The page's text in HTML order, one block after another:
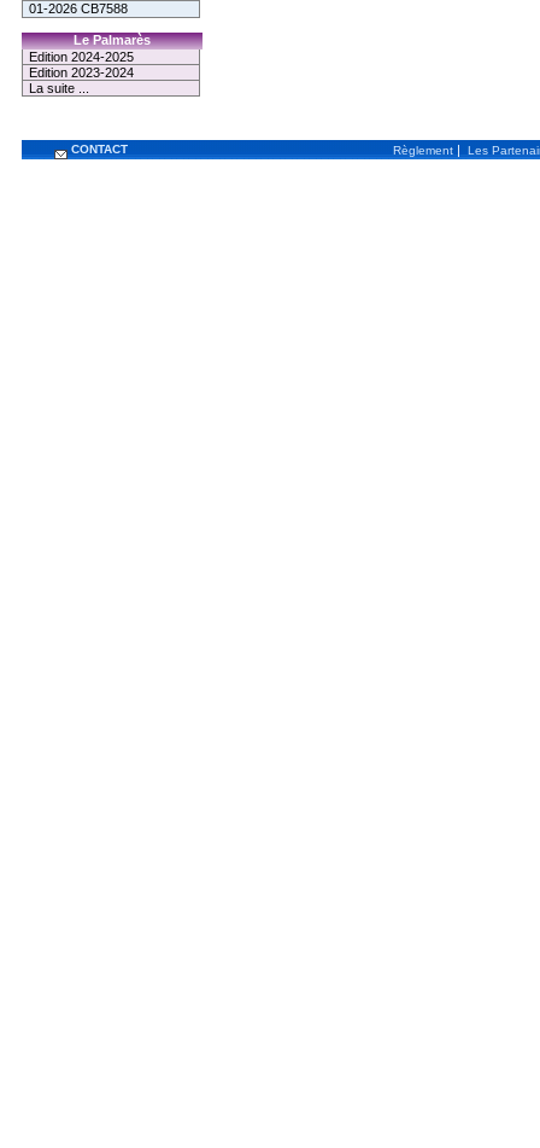
01-2026 CB7588
Le Palmarès
Edition 2024-2025
Edition 2023-2024
La suite ...
CONTACT Règlement | Les